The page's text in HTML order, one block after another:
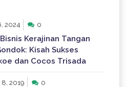
2024 0
Kerajinan Tangan
Kisah Sukses
dan Cocos Trisada
8, 2019 0